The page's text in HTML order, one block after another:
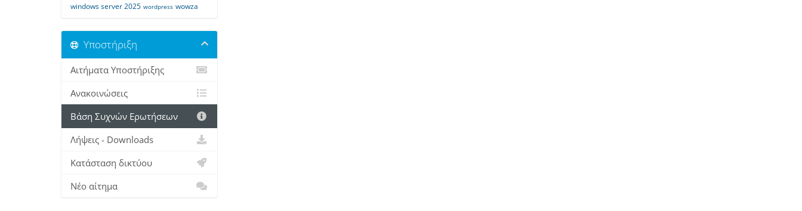
windows server 2025 wordpress wowza
Υποστήριξη
Αιτήματα Υποστήριξης
Ανακοινώσεις
Βάση Συχνών Ερωτήσεων
Λήψεις - Downloads
Κατάσταση δικτύου
Νέο αίτημα